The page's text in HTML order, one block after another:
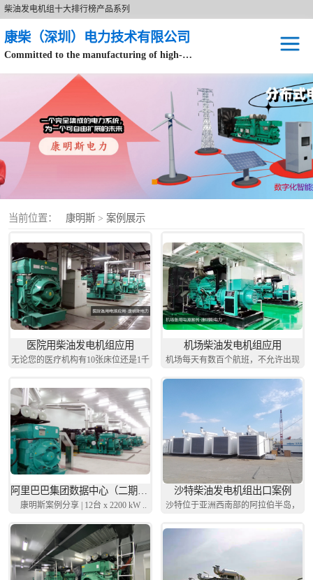
柴油发电机组十大排行榜产品系列
康柴（深圳）电力技术有限公司
Committed to the manufacturing of high-end brand diesel generator sets.
当前位置： 康明斯 > 案例展示
医院用柴油发电机组应用
无论您的医疗机构有10张床位还是1千
机场柴油发电机组应用
机场每天有数百个航班，不允许出现
康明斯案例分享 | 12台 x 2200 kW ..
沙特柴油发电机组出口案例
沙特位于亚洲西南部的阿拉伯半岛，
静音型
移动电站
康明斯配件
原装康明斯电力